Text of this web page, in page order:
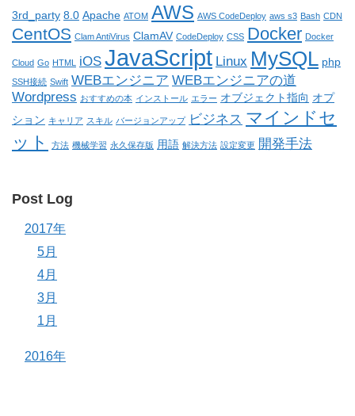
3rd_party 8.0 Apache ATOM AWS AWS CodeDeploy aws s3 Bash CDN
CentOS Clam AntiVirus ClamAV CodeDeploy CSS Docker Docker
Cloud Go HTML iOS JavaScript Linux MySQL php
SSH接続 Swift WEBエンジニア WEBエンジニアの道
Wordpress おすすめの本 インストール エラー オブジェクト指向 オプ
ション キャリア スキル バージョンアップ ビジネス マインドセ
ット
方法 機械学習 永久保存版 用語 解決方法 設定変更 開発手法
Post Log
2017年
5月
4月
3月
1月
2016年